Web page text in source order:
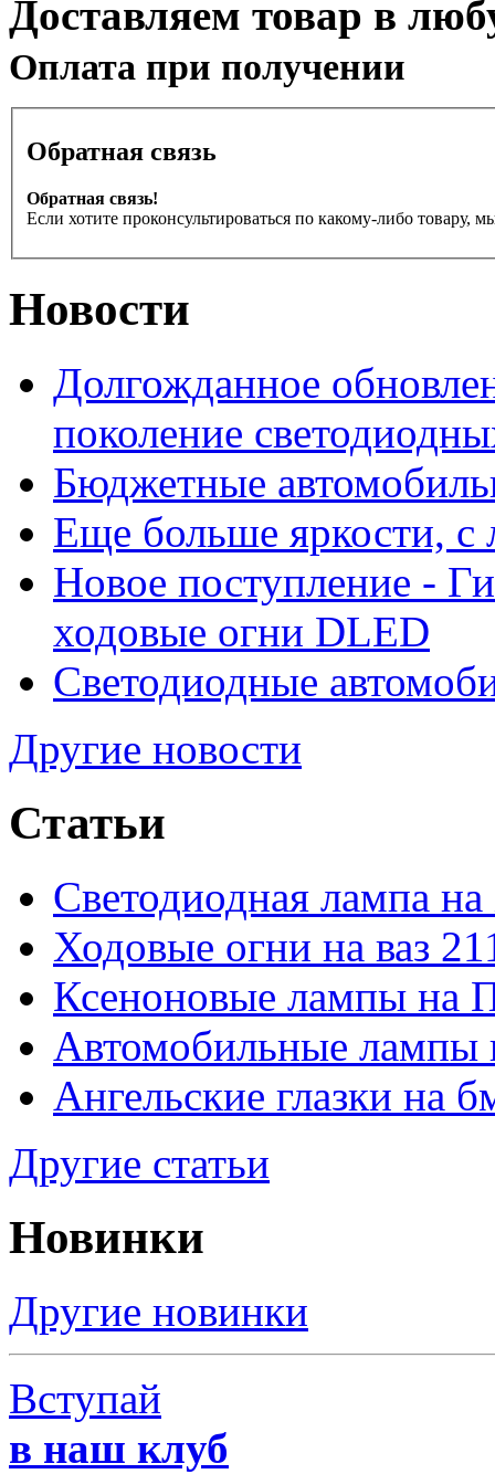
Доставляем товар в
Оплата при получении
Обратная связь
Обратная связь!
Если хотите проконсультироваться по какому-либо товару,
Новости
Долгожданное
поколение
Бюджетные
Еще больше яркости,
Новое поступление -
ходовые огни DLED
Светодиодные
Другие новости
Статьи
Светодиодная лампа
Ходовые огни на ваз
Ксеноновые лампы на
Автомобильные лампы
Ангельские глазки на
Другие статьи
Новинки
Другие новинки
Вступай
в наш клуб